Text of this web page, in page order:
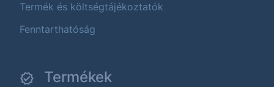
Termék és költségtájékoztatók
Fenntarthatóság
Termékek